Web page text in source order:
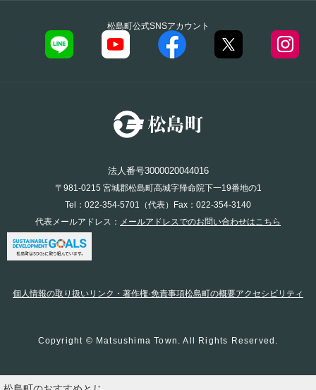
松島町公式SNSアカウント
法人番号3000020044016
〒981-0215 宮城郡松島町高城字帰命院下一19番地の1
Tel：022-354-5701（代表）Fax：022-354-3140
代表メールアドレス： メールアドレスでのお問い合わせはこちら
個人情報の取り扱いリンク・著作権·免責事項松島町の概要アクセシビリティ
Copyright © Matsushima Town. All Rights Reserved.